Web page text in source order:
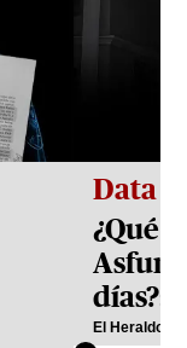
Data
¿Qué
días?:
El Heraldo